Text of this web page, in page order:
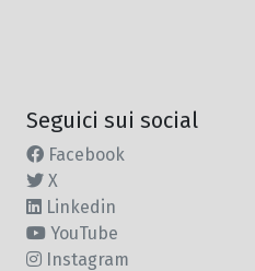
Seguici sui social
Facebook
X
Linkedin
YouTube
Instagram